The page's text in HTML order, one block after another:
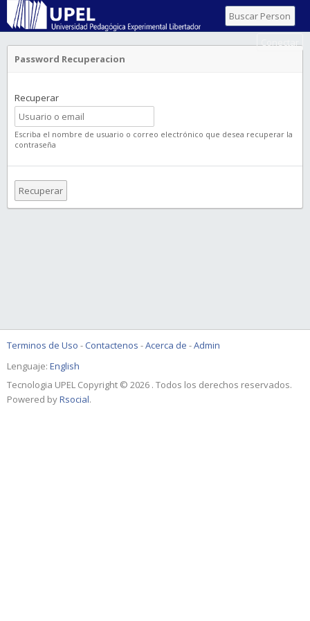
Conectar
Password Recuperacion
Recuperar
Escriba el nombre de usuario o correo electrónico que desea recuperar la
contraseña
Terminos de Uso -Contactenos -Acerca de -Admin
Lenguaje: English
Tecnologia UPEL Copyright © 2026 . Todos los derechos reservados.
Powered byRsocial.